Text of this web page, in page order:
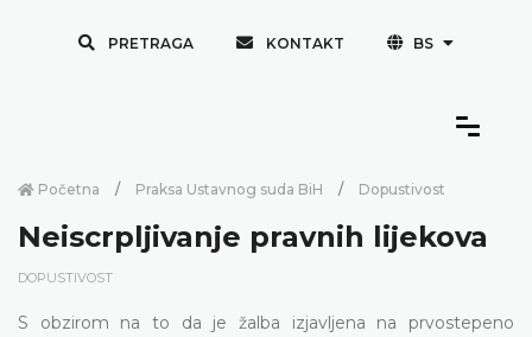
PRETRAGA KONTAKT BS
Početna Praksa Ustavnog suda BiH Dopustivost
Neiscrpljivanje pravnih lijekova
DOPUSTIVOST
S obzirom na to da je žalba izjavljena na prvostepeno